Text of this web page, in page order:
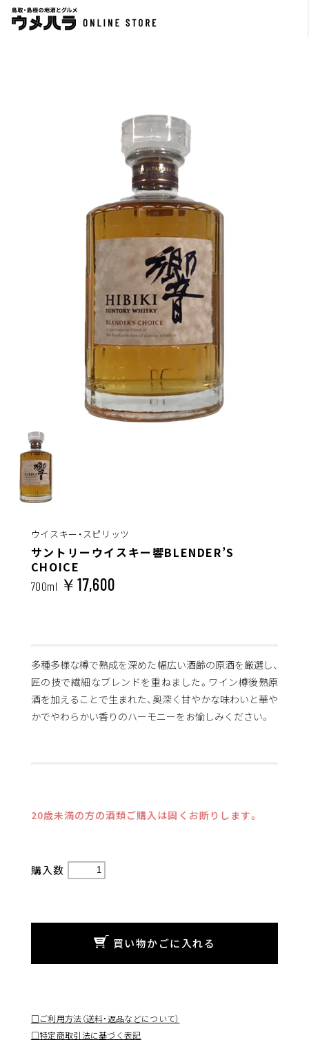
ウイスキー・スピリッツ
サントリーウイスキー響BLENDER’S
CHOICE
700ml ￥17,600
多種多様な樽で熟成を深めた幅広い酒齢の原酒を厳選し、
匠の技で繊細なブレンドを重ねました。ワイン樽後熟原
酒を加えることで生まれた、奥深く甘やかな味わいと華や
かでやわらかい香りのハーモニーをお愉しみください。
20歳未満の方の酒類ご購入は固くお断りします。
購入数
買い物かごに入れる
□ご利用方法（送料・返品などについて）
□特定商取引法に基づく表記
サントリー 白州 Story of the Distillery 2024EDITION
サントリー 響 ２１年